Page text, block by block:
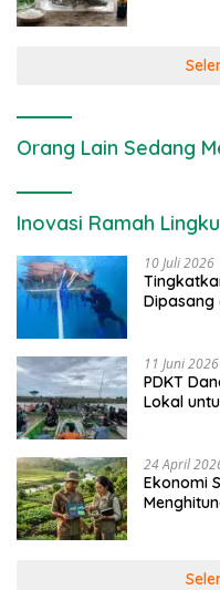
Orang Lain Sedang
Inovasi Ramah
10 Juli 2026
Dipasang
11 Juni 2026
PDKT
Lokal
24 April
Ekonomi